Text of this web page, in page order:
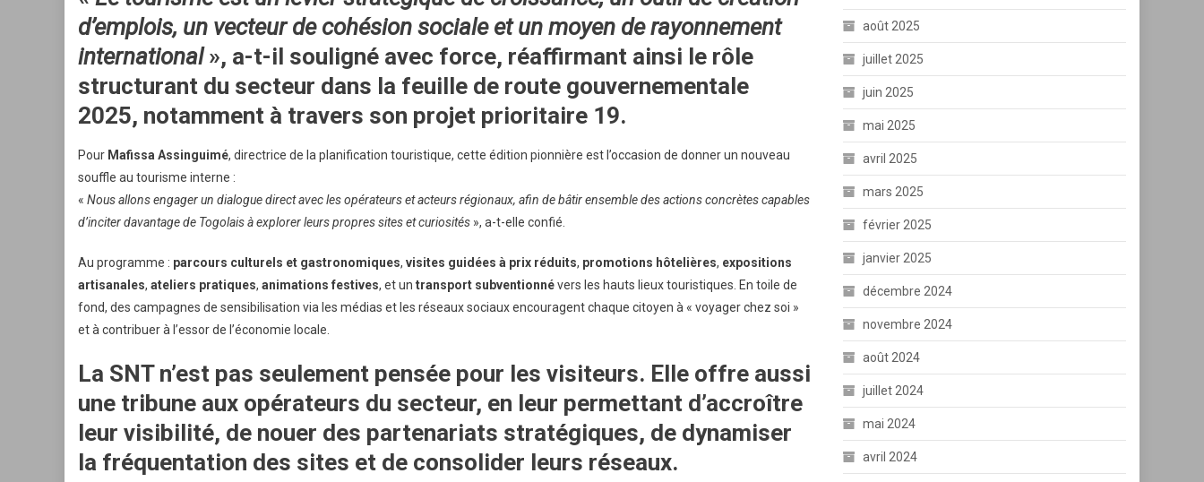
d’emplois, un vecteur de cohésion sociale et un moyen de rayonnement
international», a-t-il souligné avec force, réaffirmant ainsi le rôle
structurant du secteur dans la feuille de route gouvernementale
2025, notamment à travers son projet prioritaire 19.
Pour Mafissa Assinguimé, directrice de la planification touristique, cette édition pionnière est l’occasion de donner un nouveau
souffle au tourisme interne :
« Nous allons engager un dialogue direct avec les opérateurs et acteurs régionaux, afin de bâtir ensemble des actions concrètes capables
d’inciter davantage de Togolais à explorer leurs propres sites et curiosités », a-t-elle confié.
Au programme : parcours culturels et gastronomiques, visites guidées à prix réduits, promotions hôtelières, expositions
artisanales, ateliers pratiques, animations festives, et un transport subventionnévers les hauts lieux touristiques. En toile de
fond, des campagnes de sensibilisation via les médias et les réseaux sociaux encouragent chaque citoyen à « voyager chez soi »
et à contribuer à l’essor de l’économie locale.
La SNT n’est pas seulement pensée pour les visiteurs. Elle offre aussi
une tribune aux opérateurs du secteur, en leur permettant d’accroître
leur visibilité, de nouer des partenariats stratégiques, de dynamiser
la fréquentation des sites et de consolider leurs réseaux.
août 2025
juillet 2025
juin 2025
mai 2025
avril 2025
mars 2025
février 2025
janvier 2025
décembre 2024
novembre 2024
août 2024
juillet 2024
mai 2024
avril 2024